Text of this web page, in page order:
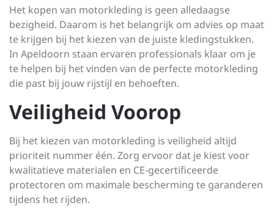
Het kopen van motorkleding is geen alledaagse
bezigheid. Daarom is het belangrijk om advies op maat
te krijgen bij het kiezen van de juiste kledingstukken.
In Apeldoorn staan ervaren professionals klaar om je
te helpen bij het vinden van de perfecte motorkleding
die past bij jouw rijstijl en behoeften.
Veiligheid Voorop
Bij het kiezen van motorkleding is veiligheid altijd
prioriteit nummer één. Zorg ervoor dat je kiest voor
kwalitatieve materialen en CE-gecertificeerde
protectoren om maximale bescherming te garanderen
tijdens het rijden.